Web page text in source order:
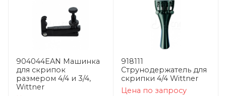
904044EAN Машинка
для скрипок
размером 4/4 и 3/4,
Wittner
918111
Струнодержатель для
скрипки 4/4 Wittner
Цена по запросу